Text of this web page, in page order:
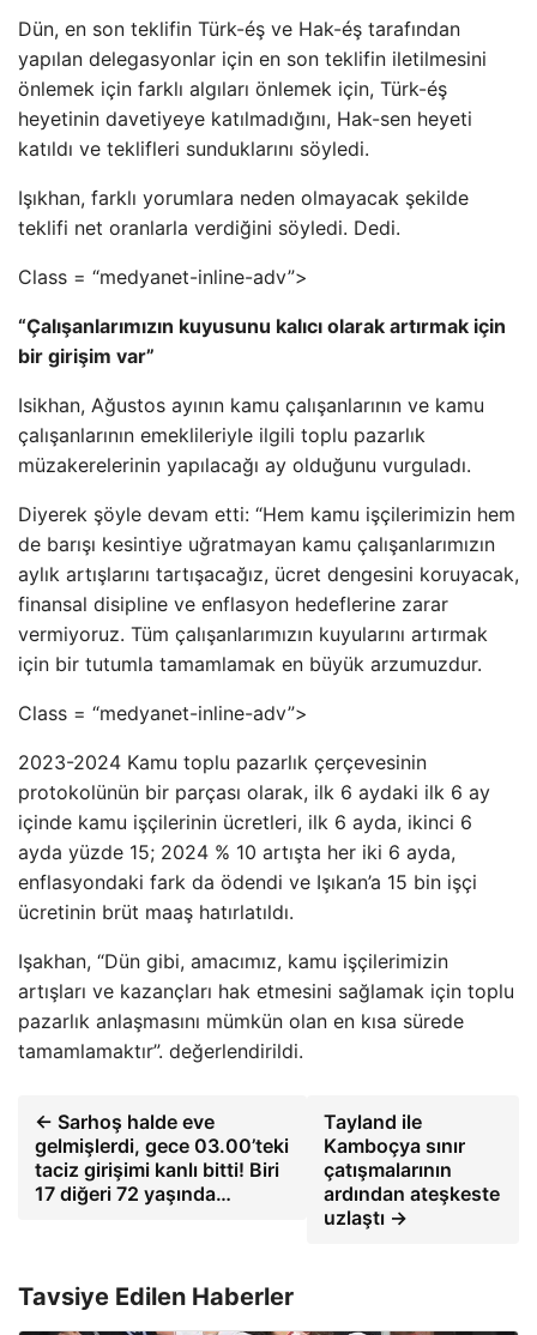
Dün, en son teklifin Türk-éş ve Hak-éş tarafından
yapılan delegasyonlar için en son teklifin iletilmesini
önlemek için farklı algıları önlemek için, Türk-éş
heyetinin davetiyeye katılmadığını, Hak-sen heyeti
katıldı ve teklifleri sunduklarını söyledi.
Işıkhan, farklı yorumlara neden olmayacak şekilde
teklifi net oranlarla verdiğini söyledi. Dedi.
Class = “medyanet-inline-adv”>
“Çalışanlarımızın kuyusunu kalıcı olarak artırmak için
bir girişim var”
Isikhan, Ağustos ayının kamu çalışanlarının ve kamu
çalışanlarının emeklileriyle ilgili toplu pazarlık
müzakerelerinin yapılacağı ay olduğunu vurguladı.
Diyerek şöyle devam etti: “Hem kamu işçilerimizin hem
de barışı kesintiye uğratmayan kamu çalışanlarımızın
aylık artışlarını tartışacağız, ücret dengesini koruyacak,
finansal disipline ve enflasyon hedeflerine zarar
vermiyoruz. Tüm çalışanlarımızın kuyularını artırmak
için bir tutumla tamamlamak en büyük arzumuzdur.
Class = “medyanet-inline-adv”>
2023-2024 Kamu toplu pazarlık çerçevesinin
protokolünün bir parçası olarak, ilk 6 aydaki ilk 6 ay
içinde kamu işçilerinin ücretleri, ilk 6 ayda, ikinci 6
ayda yüzde 15; 2024 % 10 artışta her iki 6 ayda,
enflasyondaki fark da ödendi ve Işıkan’a 15 bin işçi
ücretinin brüt maaş hatırlatıldı.
Işakhan, “Dün gibi, amacımız, kamu işçilerimizin
artışları ve kazançları hak etmesini sağlamak için toplu
pazarlık anlaşmasını mümkün olan en kısa sürede
tamamlamaktır”. değerlendirildi.
← Sarhoş halde eve
gelmişlerdi, gece 03.00’teki
taciz girişimi kanlı bitti! Biri
17 diğeri 72 yaşında…
Tayland ile
Kamboçya sınır
çatışmalarının
ardından ateşkeste
uzlaştı →
Tavsiye Edilen Haberler